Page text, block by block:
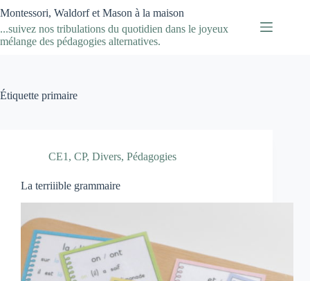
au
contenu
Montessori, Waldorf et Mason à la maison
...suivez nos tribulations du quotidien dans le joyeux
mélange des pédagogies alternatives.
Étiquette primaire
CE1 , CP, Divers, Pédagogies
La terriiible grammaire